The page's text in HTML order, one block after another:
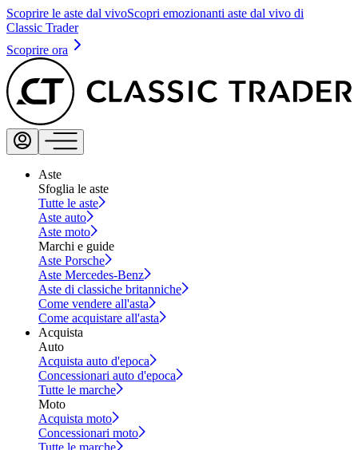
Scoprire le aste dal vivoScopri emozionanti aste dal vivo di
Classic Trader
Scoprire ora
Aste
Sfoglia le aste
Tutte le aste
Aste auto
Aste moto
Marchi e guide
Aste Porsche
Aste Mercedes-Benz
Aste di classiche britanniche
Come vendere all'asta
Come acquistare all'asta
Acquista
Auto
Acquista auto d'epoca
Concessionari auto d'epoca
Tutte le marche
Moto
Acquista moto
Concessionari moto
Tutte le marche